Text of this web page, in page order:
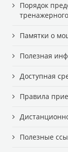
Порядок
Памятки о
Полезная
Доступная
Правила
Полезные